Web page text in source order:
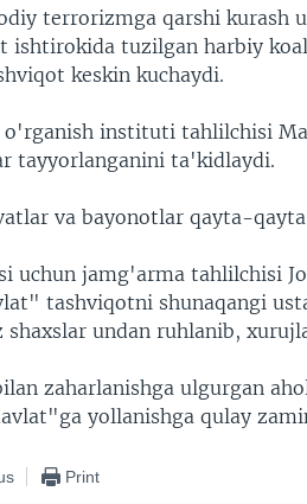
terrorizmga qarshi kurash
ishtirokida tuzilgan harbiy
keskin kuchaydi.
instituti tahlilchisi
tayyorlanganini ta'kidlaydi.
va bayonotlar qayta-
uchun jamg'arma tahlilchisi
tashviqotni shunaqangi
undan ruhlanib,
zaharlanishga ulgurgan
yollanishga qulay
Print